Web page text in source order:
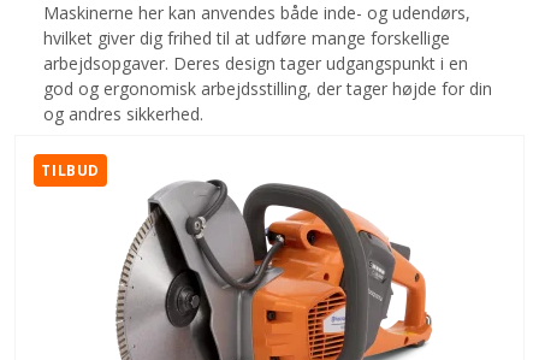
Maskinerne her kan anvendes både inde- og udendørs,
hvilket giver dig frihed til at udføre mange forskellige
arbejdsopgaver. Deres design tager udgangspunkt i en
god og ergonomisk arbejdsstilling, der tager højde for din
og andres sikkerhed.
TILBUD